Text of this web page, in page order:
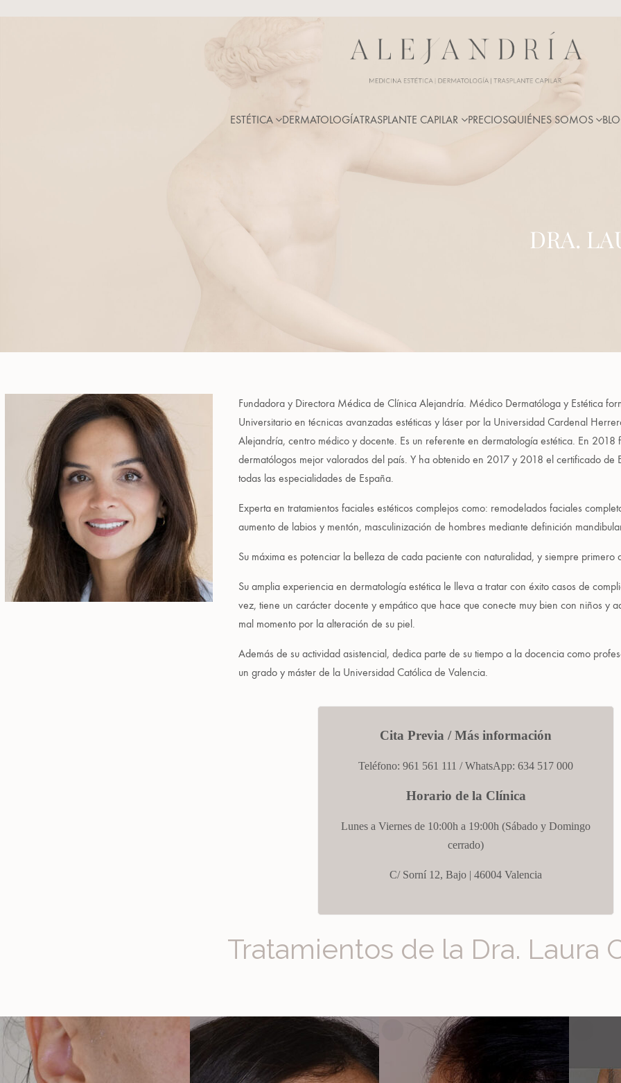
ESTÉTICA DERMATOLOGÍATRASPLANTE CAPILAR PRECIOSQUIÉNES SOMOS
DRA.
Fundadora y Directora Médica de Clínica Alejandría. Médico Dermatóloga y Estética
Universitario en técnicas avanzadas estéticas y láser por la Universidad Cardenal
Alejandría, centro médico y docente. Es un referente en dermatología estética. En
dermatólogos mejor valorados del país. Y ha obtenido en 2017 y 2018 el certificado
todas las especialidades de España.
Experta en tratamientos faciales estéticos complejos como: remodelados faciales
aumento de labios y mentón, masculinización de hombres mediante definición
Su máxima es potenciar la belleza de cada paciente con naturalidad, y siempre
Su amplia experiencia en dermatología estética le lleva a tratar con éxito casos de
vez, tiene un carácter docente y empático que hace que conecte muy bien con niños y
mal momento por la alteración de su piel.
Además de su actividad asistencial, dedica parte de su tiempo a la docencia como
un grado y máster de la Universidad Católica de Valencia.
Cita Previa / Más información
Teléfono: 961 561 111 / WhatsApp: 634 517 000
Horario de la Clínica
Lunes a Viernes de 10:00h a 19:00h (Sábado y Domingo
cerrado)
C/ Sorní 12, Bajo | 46004 Valencia
Tratamientos de la Dra. Laura